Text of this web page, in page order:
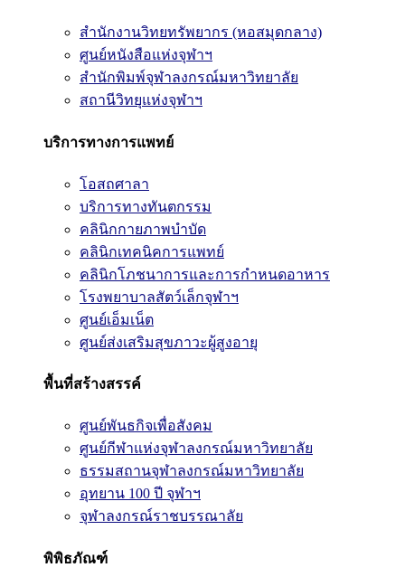
สำนักงานวิทยทรัพยากร (หอสมุดกลาง)
ศูนย์หนังสือแห่งจุฬาฯ
สำนักพิมพ์จุฬาลงกรณ์มหาวิทยาลัย
สถานีวิทยุแห่งจุฬาฯ
บริการทางการแพทย์
โอสถศาลา
บริการทางทันตกรรม
คลินิกกายภาพบำบัด
คลินิกเทคนิคการแพทย์
คลินิกโภชนาการและการกำหนดอาหาร
โรงพยาบาลสัตว์เล็กจุฬาฯ
ศูนย์เอ็มเน็ต
ศูนย์ส่งเสริมสุขภาวะผู้สูงอายุ
พื้นที่สร้างสรรค์
ศูนย์พันธกิจเพื่อสังคม
ศูนย์กีฬาแห่งจุฬาลงกรณ์มหาวิทยาลัย
ธรรมสถานจุฬาลงกรณ์มหาวิทยาลัย
อุทยาน 100 ปี จุฬาฯ
จุฬาลงกรณ์ราชบรรณาลัย
พิพิธภัณฑ์